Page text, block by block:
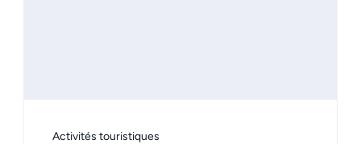
Activités touristiques